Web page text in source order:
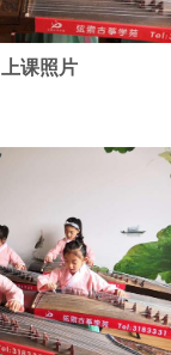
上课照片